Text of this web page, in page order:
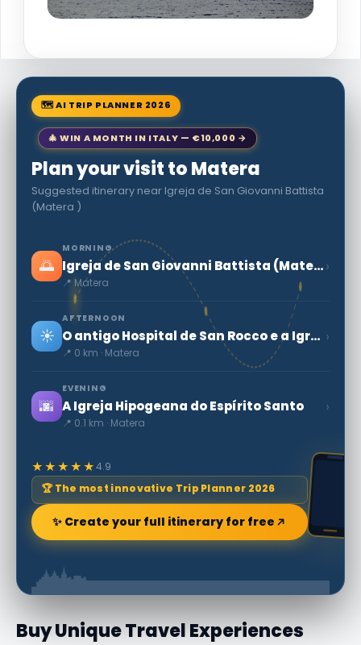
🗺 AI TRIP PLANNER 2026
🎄 WIN A MONTH IN ITALY — €10,000 →
Plan your visit to Matera
Suggested itinerary near Igreja de San Giovanni Battista
(Matera )
🌅
MORNING
Igreja de San Giovanni Battista (Matera )
📍 Matera
›
☀️
AFTERNOON
O antigo Hospital de San Rocco e a Igreja de Cristo flagelado
📍 0 km · Matera
›
🌆
EVENING
A Igreja Hipogeana do Espírito Santo
📍 0.1 km · Matera
›
★★★★★4.9
🏆 The most innovative Trip Planner 2026
✨ Create your full itinerary for free
Buy Unique Travel Experiences